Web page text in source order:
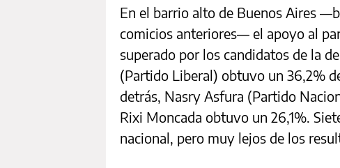
En el barrio alto de Buenos Aires
comicios anteriores— el apoyo al
superado por los candidatos de la
(Partido Liberal) obtuvo un 36,2%
detrás, Nasry Asfura (Partido
Rixi Moncada obtuvo un 26,1%.
nacional, pero muy lejos de los